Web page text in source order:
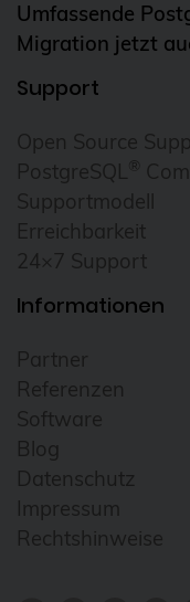
Cloud-
CloudNative
Cluster
CNCF
Community
Config
Container
ContainerConf
credativ
Cryptomator
Umfassende
Migration jetzt
Support
Open Source
PostgreSQL ®
Supportmodell
Erreichbarkeit
24×7 Support
Informationen
Partner
Referenzen
Software
Blog
Datenschutz
Impressum
Rechtshinweise